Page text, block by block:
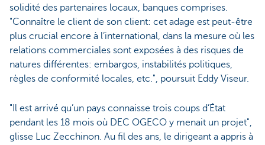
solidité des partenaires locaux, banques comprises.
"Connaître le client de son client: cet adage est peut-être
plus crucial encore à l’international, dans la mesure où les
relations commerciales sont exposées à des risques de
natures différentes: embargos, instabilités politiques,
règles de conformité locales, etc.", poursuit Eddy Viseur.
"Il est arrivé qu’un pays connaisse trois coups d’État
pendant les 18 mois où DEC OGECO y menait un projet",
glisse Luc Zecchinon. Au fil des ans, le dirigeant a appris à